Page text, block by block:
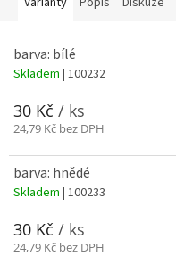
barva: bílé
Skladem | 100232
30 Kč / ks
24,79 Kč bez DPH
barva: hnědé
Skladem | 100233
30 Kč / ks
24,79 Kč bez DPH